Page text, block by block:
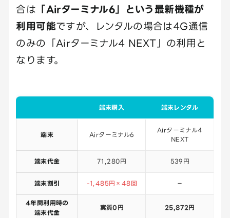
合は 「Airターミナル6」という最新機種が
利用可能ですが、レンタルの場合は4G通信
のみの「Airターミナル4 NEXT」の利用と
なります。
端末購入 端末レンタル
端末 Airターミナル6
Airターミナル4
NEXT
端末代金 71,280円 539円
端末割引 -1,485円×48回 －
4年間利用時の
端末代金
実質0円 25,872円